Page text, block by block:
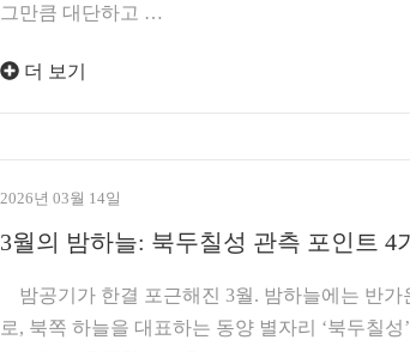
그만큼 대단하고 …
더 보기
2026년 03월 14일
3월의 밤하늘: 북두칠성 관측 포인트 4
밤공기가 한결 포근해진 3월. 밤하늘에는 반가
로, 북쪽 하늘을 대표하는 동양 별자리 ‘북두칠